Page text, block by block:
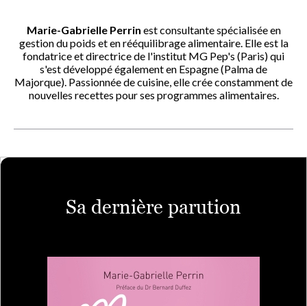
Marie-Gabrielle Perrin est consultante spécialisée en
gestion du poids et en rééquilibrage alimentaire. Elle est la
fondatrice et directrice de l'institut MG Pep's (Paris) qui
s'est développé également en Espagne (Palma de
Majorque). Passionnée de cuisine, elle crée constamment de
nouvelles recettes pour ses programmes alimentaires.
Sa dernière parution